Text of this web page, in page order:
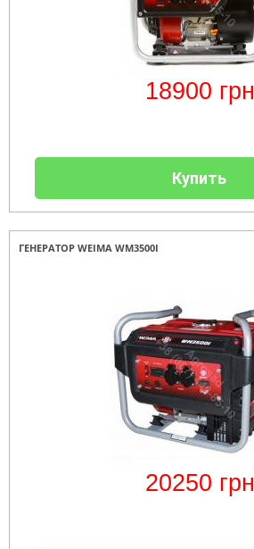
18900 грн
Купить
ГЕНЕРАТОР WEIMA WM3500I
20250 грн